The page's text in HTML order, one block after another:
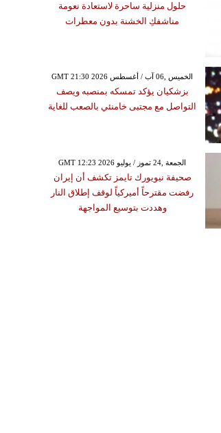
حلول منزلية ساحرة لاستعادة نعومة
مناشفكِ الخشنة بدون معطرات
GMT 21:30 2026 الخميس ,06 آب / أغسطس
بزشكيان يؤكد تمسكه بمنصبه ويصف
التواصل مع مجتبى خامنئي بالصعب للغاية
GMT 12:23 2026 الجمعة ,24 تموز / يوليو
صحيفة نيويورك تايمز تكشف أن إيران
رفضت مقترحاً أميركياً لوقف إطلاق النار
وهددت بتوسيع المواجهة